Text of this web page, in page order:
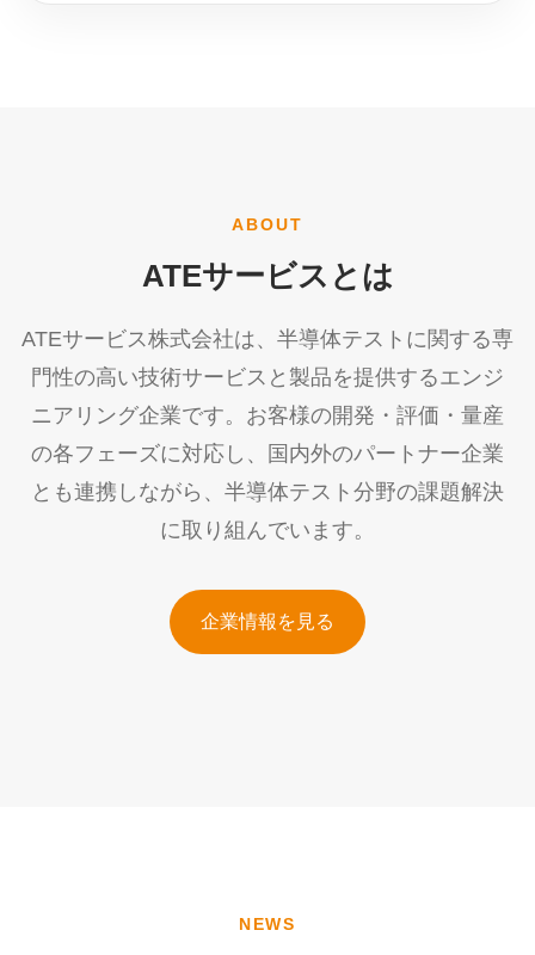
ABOUT
ATEサービスとは
ATEサービス株式会社は、半導体テストに関する専
門性の高い技術サービスと製品を提供するエンジ
ニアリング企業です。お客様の開発・評価・量産
の各フェーズに対応し、国内外のパートナー企業
とも連携しながら、半導体テスト分野の課題解決
に取り組んでいます。
企業情報を見る
NEWS